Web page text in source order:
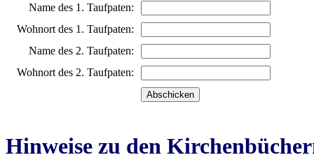
Name des 1. Taufpaten:
Wohnort des 1. Taufpaten:
Name des 2. Taufpaten:
Wohnort des 2. Taufpaten:
Hinweise zu den